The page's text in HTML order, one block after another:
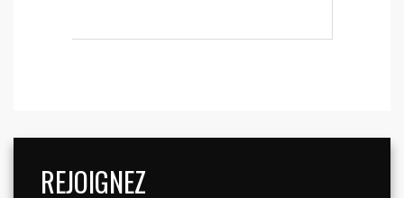
REJOIGNEZ